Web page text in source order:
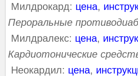
Милдрокард: цена,
Пероральные
Милдралекс: цена,
Кардиотонические
Неокардил: цена,